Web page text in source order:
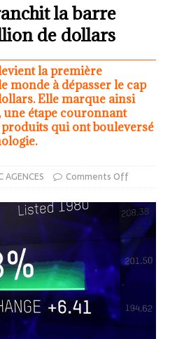
la barre
de dollars
la première
monde à dépasser le cap
Elle marque ainsi
une étape couronnant
qui ont bouleversé
AGENCES Comments Off